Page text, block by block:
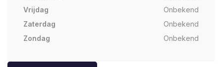
Vrijdag
Onbekend
Zaterdag
Onbekend
Zondag
Onbekend